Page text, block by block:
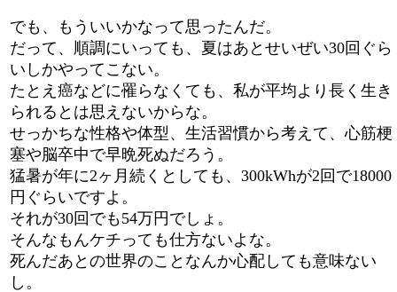
でも、もういいかなって思ったんだ。
だって、順調にいっても、夏はあとせいぜい30回ぐら
いしかやってこない。
たとえ癌などに罹らなくても、私が平均より長く生き
られるとは思えないからな。
せっかちな性格や体型、生活習慣から考えて、心筋梗
塞や脳卒中で早晩死ぬだろう。
猛暑が年に2ヶ月続くとしても、300kWhが2回で18000
円ぐらいですよ。
それが30回でも54万円でしょ。
そんなもんケチっても仕方ないよな。
死んだあとの世界のことなんか心配しても意味ない
し。